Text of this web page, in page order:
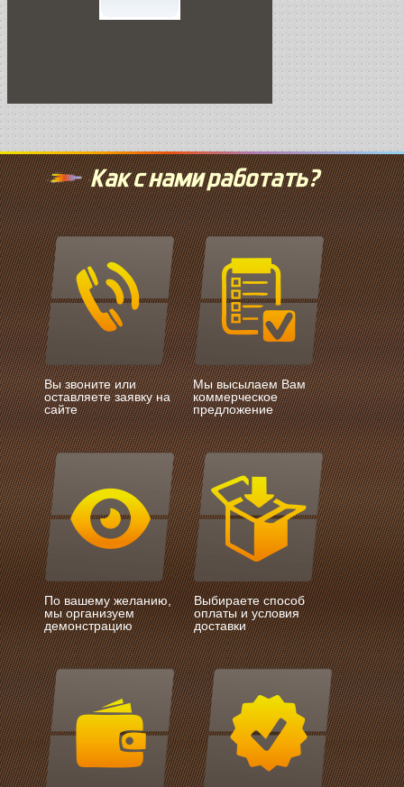
Как с нами работать?
Вы звоните или
оставляете заявку на
сайте
Мы высылаем Вам
коммерческое
предложение
По вашему желанию,
мы организуем
демонстрацию
Выбираете способ
оплаты и условия
доставки